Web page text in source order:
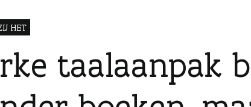
HET
taalaanpak